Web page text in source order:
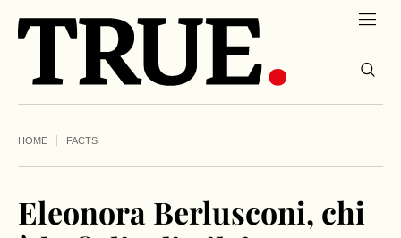
HOME FACTS
Eleonora Berlusconi, chi